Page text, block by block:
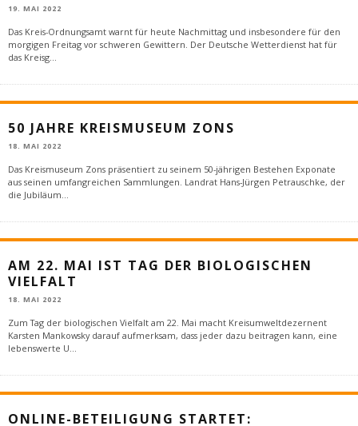
19. MAI 2022
Das Kreis-Ordnungsamt warnt für heute Nachmittag und insbesondere für den
morgigen Freitag vor schweren Gewittern. Der Deutsche Wetterdienst hat für
das Kreisg
50 JAHRE KREISMUSEUM ZONS
18. MAI 2022
Das Kreismuseum Zons präsentiert zu seinem 50-jährigen Bestehen Exponate
aus seinen umfangreichen Sammlungen. Landrat Hans-Jürgen Petrauschke, der
die Jubiläum
AM 22. MAI IST TAG DER BIOLOGISCHEN
VIELFALT
18. MAI 2022
Zum Tag der biologischen Vielfalt am 22. Mai macht Kreisumweltdezernent
Karsten Mankowsky darauf aufmerksam, dass jeder dazu beitragen kann, eine
lebenswerte U...
ONLINE-BETEILIGUNG STARTET: